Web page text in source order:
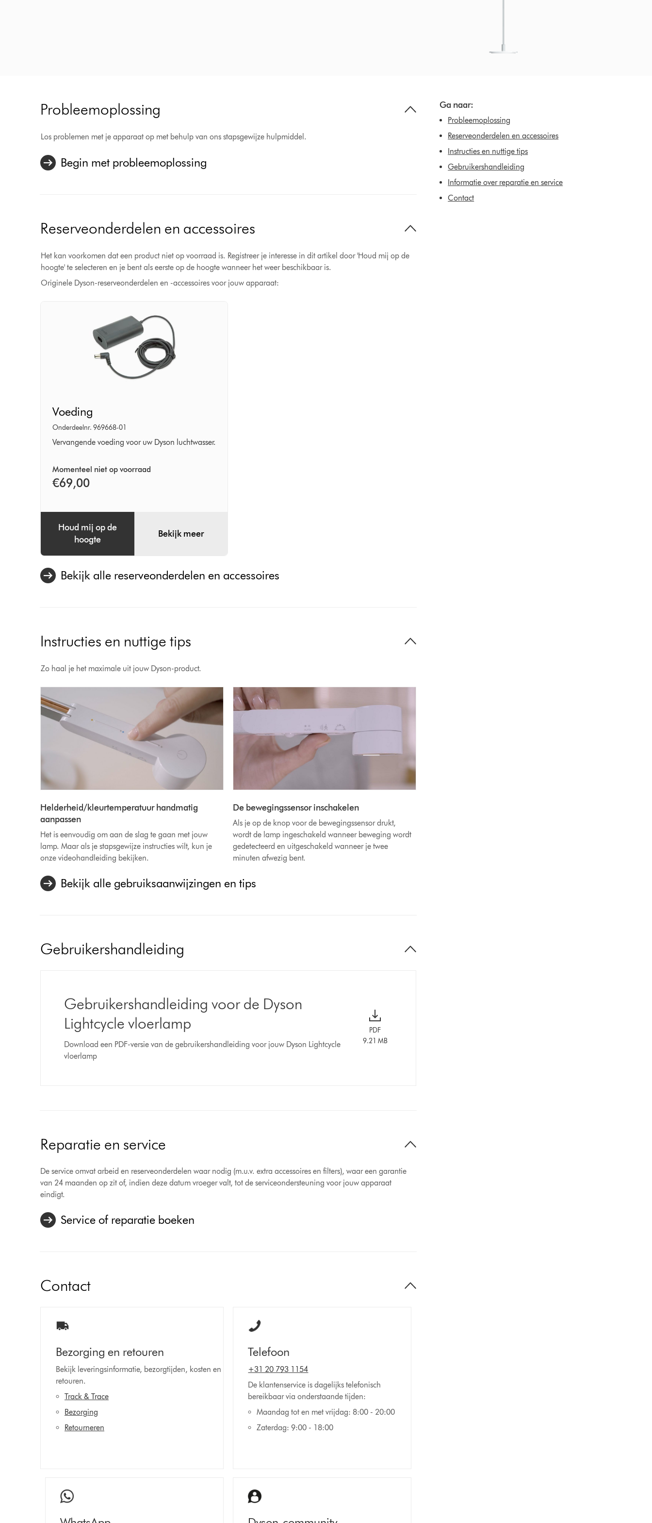
Ga naar:
Probleemoplossing
Reserveonderdelen en accessoires
Instructies en nuttige tips
Gebruikershandleiding
Informatie over reparatie en service
Contact
Probleemoplossing
Los problemen met je apparaat op met behulp van ons stapsgewijze hulpmiddel.
Begin met probleemoplossing
Reserveonderdelen en accessoires
Het kan voorkomen dat een product niet op voorraad is. Registreer je interesse in dit artikel door 'Houd mij op de
hoogte' te selecteren en je bent als eerste op de hoogte wanneer het weer beschikbaar is.
Originele Dyson-reserveonderdelen en -accessoires voor jouw apparaat:
Voeding
Onderdeelnr. 969668-01
Vervangende voeding voor uw Dyson luchtwasser.
Momenteel niet op voorraad
€69,00
Houd mij op de
hoogte
Bekijk meer
Bekijk alle reserveonderdelen en accessoires
Instructies en nuttige tips
Zo haal je het maximale uit jouw Dyson-product.
Helderheid/kleurtemperatuur handmatig
aanpassen
Het is eenvoudig om aan de slag te gaan met jouw
lamp. Maar als je stapsgewijze instructies wilt, kun je
onze videohandleiding bekijken.
De bewegingssensor inschakelen
Als je op de knop voor de bewegingssensor drukt,
wordt de lamp ingeschakeld wanneer beweging wordt
gedetecteerd en uitgeschakeld wanneer je twee
minuten afwezig bent.
Bekijk alle gebruiksaanwijzingen en tips
Gebruikershandleiding
Gebruikershandleiding voor de Dyson
Lightcycle vloerlamp
Download een PDF-versie van de gebruikershandleiding voor jouw Dyson Lightcycle
vloerlamp
PDF
9.21 MB
Reparatie en service
De service omvat arbeid en reserveonderdelen waar nodig (m.u.v. extra accessoires en filters), waar een garantie
van 24 maanden op zit of, indien deze datum vroeger valt, tot de serviceondersteuning voor jouw apparaat
eindigt.
Service of reparatie boeken
Contact
Bezorging en retouren
Bekijk leveringsinformatie, bezorgtijden, kosten en
retouren.
Track & Trace
Bezorging
Retourneren
Telefoon
+31 20 793 1154
De klantenservice is dagelijks telefonisch
bereikbaar via onderstaande tijden:
Maandag tot en met vrijdag: 8:00 - 20:00
Zaterdag: 9:00 - 18:00